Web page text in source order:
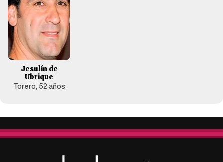
Jesulín de
Ubrique
Torero, 52 años